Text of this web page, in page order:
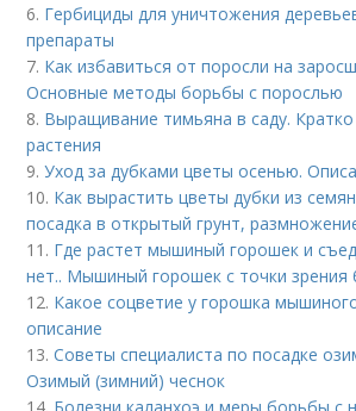
6. Гербициды для уничтожения
препараты
7. Как избавиться от поросли на
Основные методы борьбы с порослью
8. Выращивание тимьяна в саду.
растения
9.Уход за дубками цветы осенью.
10. Как вырастить цветы дубки из
посадка в открытый грунт,
11. Где растет мышиный горошек и
нет.. Мышиный горошек с точки зрения
12. Какое соцветие у горошка
описание
13.Советы специалиста по посадке
Озимый (зимний) чеснок